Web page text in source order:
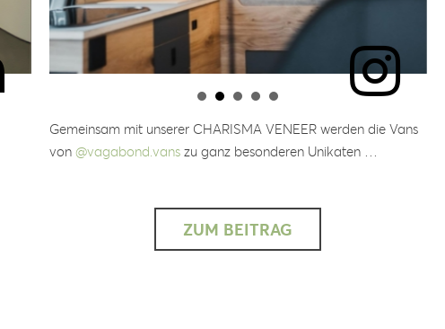
Gemeinsam mit unserer CHARISMA VENEER werden die Vans
von @vagabond.vanszu ganz besonderen Unikaten …
ZUM BEITRAG